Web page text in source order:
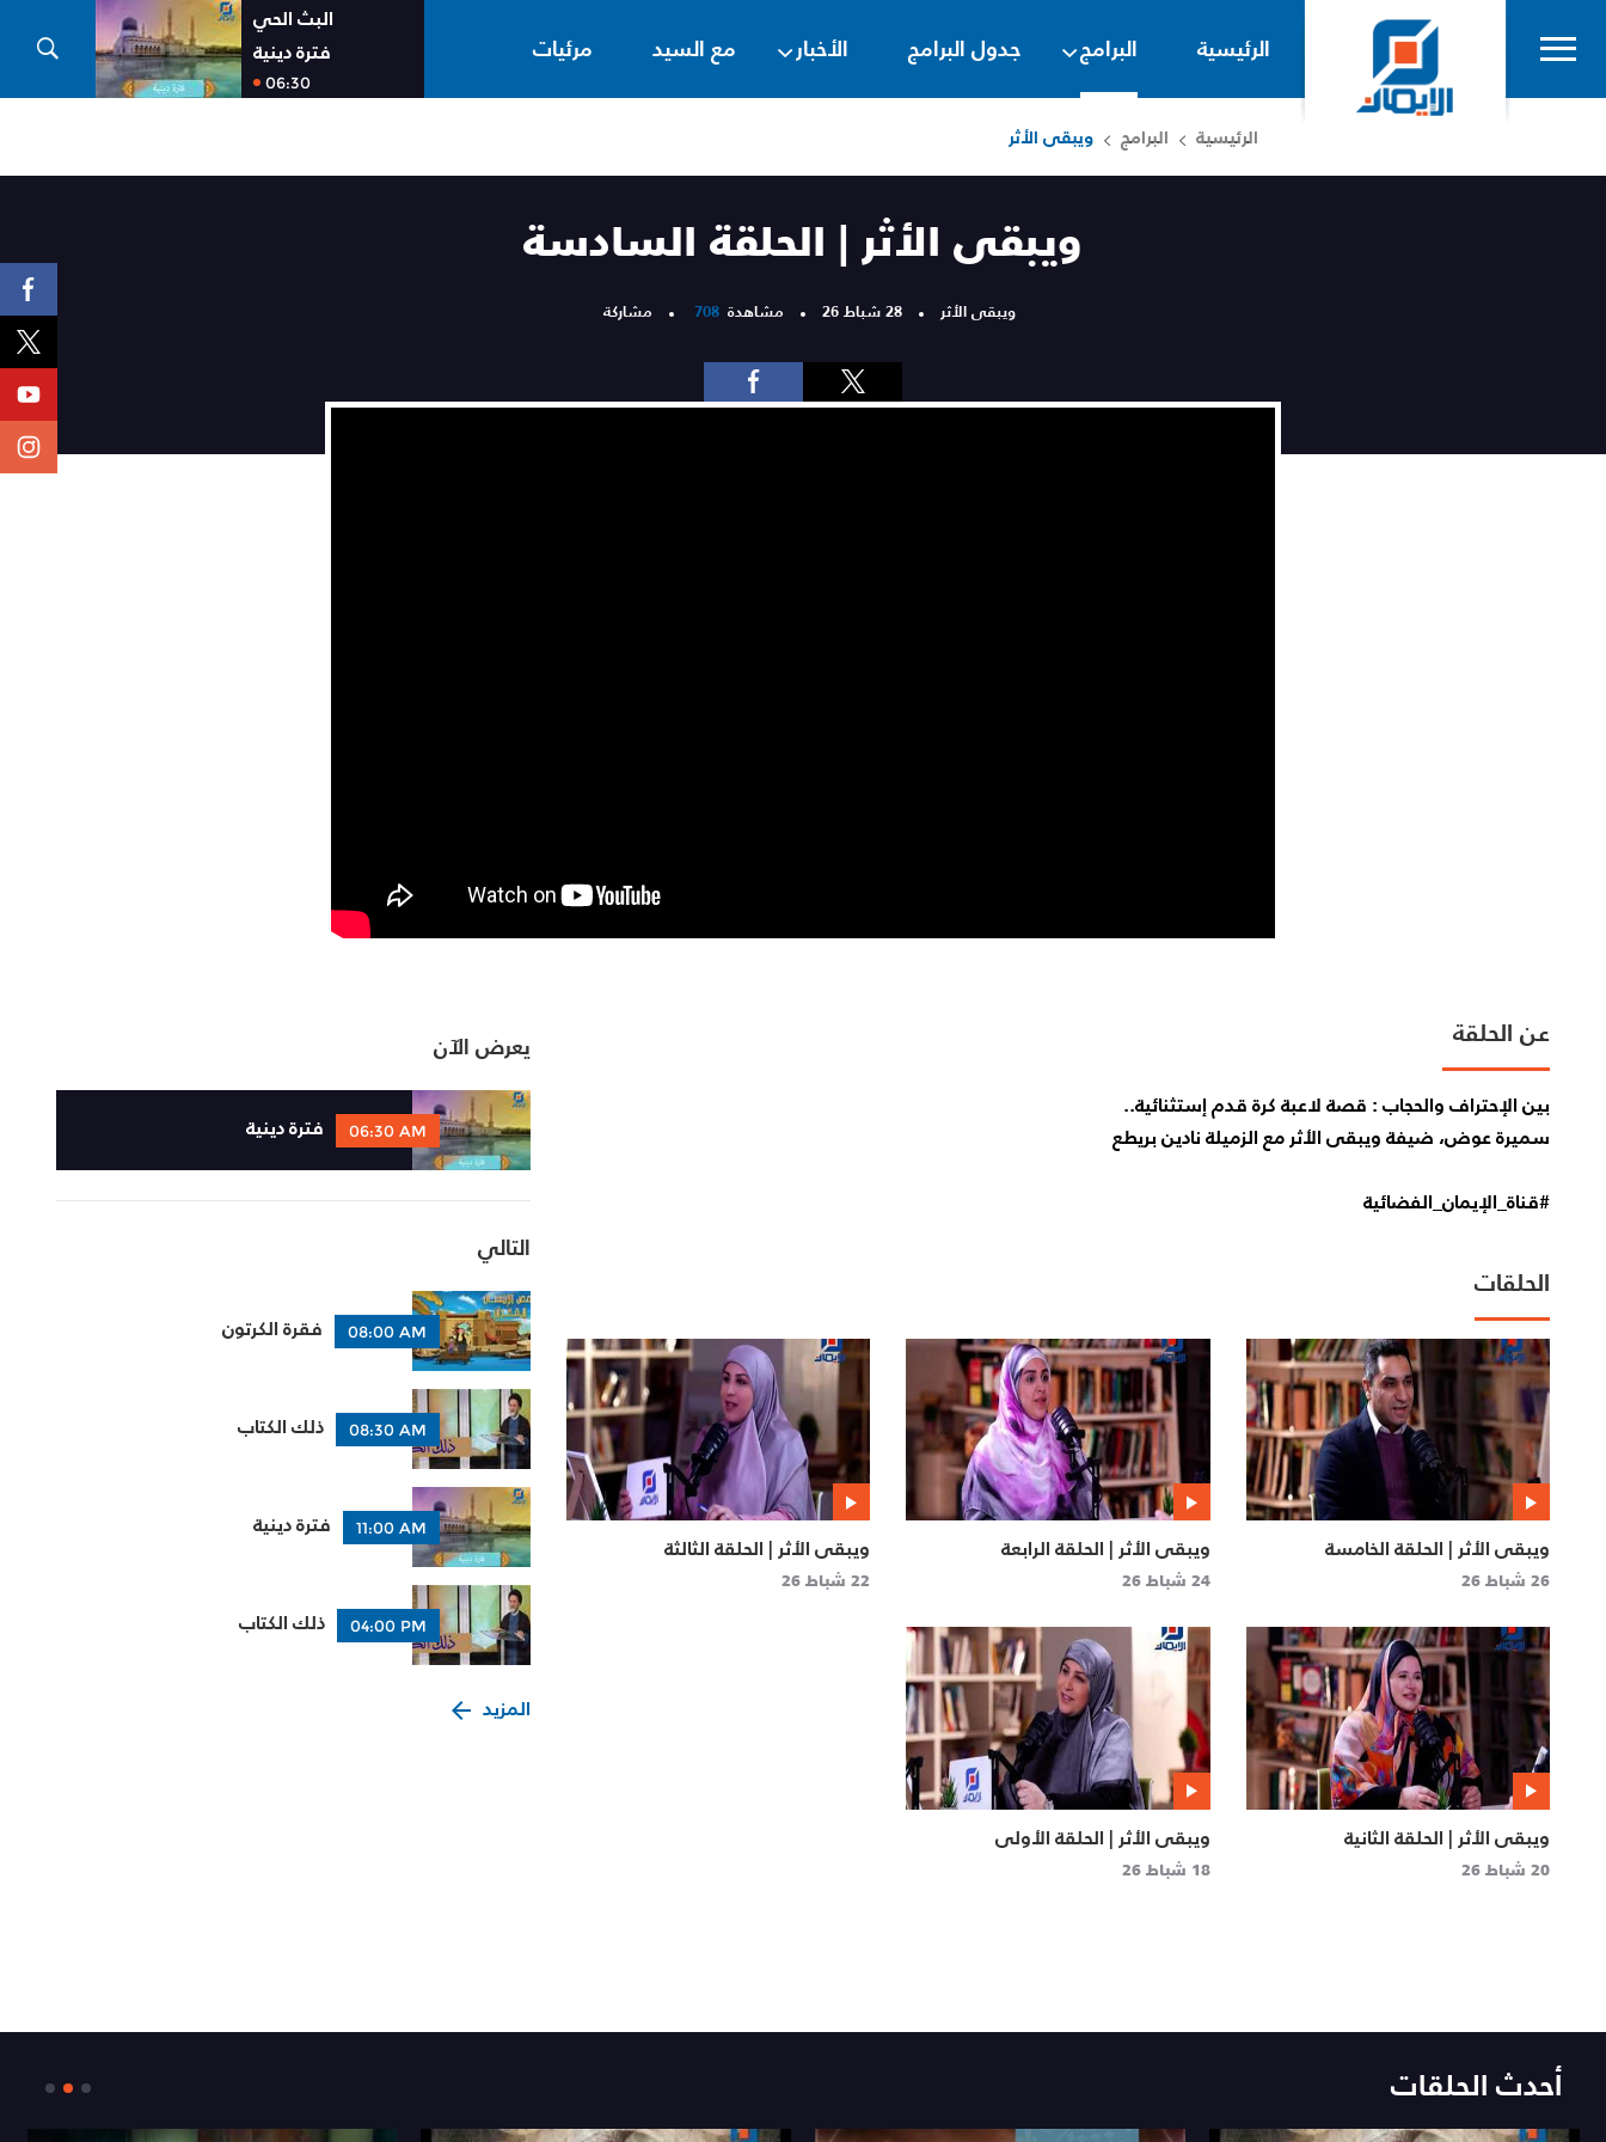
الرئيسية البرامج جدول البرامج الأخبار مع السيد مرئيات
البث الحي
فترة دينية
06:30
الرئيسية البرامج ويبقى الأثر
ويبقى الأثر | الحلقة السادسة
ويبقى الأثر 28 شباط 26 مشاهدة 708 مشاركة
عن الحلقة
بين الإحتراف والحجاب : قصة لاعبة كرة قدم إستثنائية..
سميرة عوض، ضيفة ويبقى الأثر مع الزميلة نادين بريطع
#قناة_الإيمان_الفضائية
الحلقات
ويبقى الأثر | الحلقة الخامسة
26 شباط 26
ويبقى الأثر | الحلقة الرابعة
24 شباط 26
ويبقى الأثر | الحلقة الثالثة
22 شباط 26
ويبقى الأثر | الحلقة الثانية
20 شباط 26
ويبقى الأثر | الحلقة الأولى
18 شباط 26
يعرض الآن
06:30 AM فترة دينية
التالي
08:00 AM فقرة الكرتون
08:30 AM ذلك الكتاب
11:00 AM فترة دينية
04:00 PM ذلك الكتاب
المزيد
أحدث الحلقات